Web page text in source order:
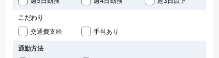
こだわり
交通費支給
手当あり
通勤方法